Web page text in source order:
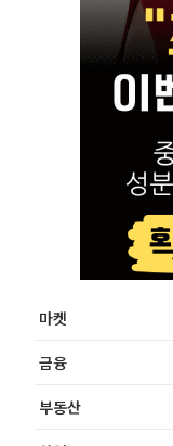
마켓
금융
부동산